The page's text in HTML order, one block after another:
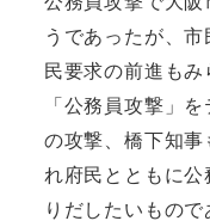
うであったが、
民要求の前進も
「公務員攻撃」
の攻撃、橋下知
れ府民とともに公
りだしたいもので